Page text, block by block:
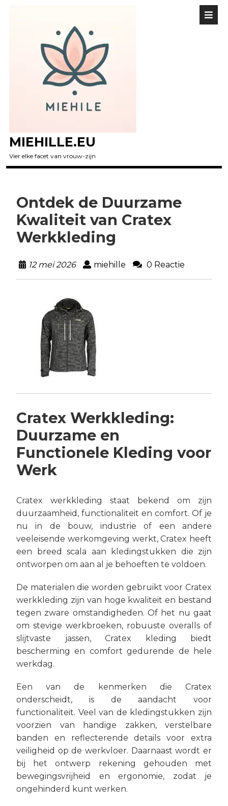
MIEHILLE.EU
Vier elke facet van vrouw-zijn
Ontdek de Duurzame
Kwaliteit van Cratex
Werkkleding
12 mei 2026 miehille 0 Reactie
Cratex Werkkleding:
Duurzame en
Functionele Kleding voor
Werk
Cratex werkkleding staat bekend om zijn
duurzaamheid, functionaliteit en comfort. Of je
nu in de bouw, industrie of een andere
veeleisende werkomgeving werkt, Cratex heeft
een breed scala aan kledingstukken die zijn
ontworpen om aan al je behoeften te voldoen.
De materialen die worden gebruikt voor Cratex
werkkleding zijn van hoge kwaliteit en bestand
tegen zware omstandigheden. Of het nu gaat
om stevige werkbroeken, robuuste overalls of
slijtvaste jassen, Cratex kleding biedt
bescherming en comfort gedurende de hele
werkdag.
Een van de kenmerken die Cratex
onderscheidt, is de aandacht voor
functionaliteit. Veel van de kledingstukken zijn
voorzien van handige zakken, verstelbare
banden en reflecterende details voor extra
veiligheid op de werkvloer. Daarnaast wordt er
bij het ontwerp rekening gehouden met
bewegingsvrijheid en ergonomie, zodat je
ongehinderd kunt werken.